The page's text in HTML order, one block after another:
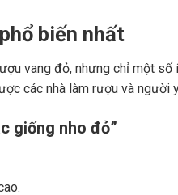
biến nhất
vang đỏ, nhưng chỉ một
các nhà làm rượu và người
giống nho đỏ”